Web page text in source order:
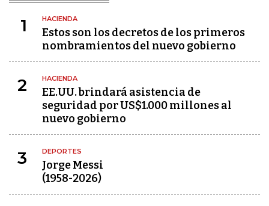
1 HACIENDA
Estos son los decretos de los primeros
nombramientos del nuevo gobierno
2 HACIENDA
EE.UU. brindará asistencia de
seguridad por US$1.000 millones al
nuevo gobierno
3 DEPORTES
Jorge Messi
(1958-2026)